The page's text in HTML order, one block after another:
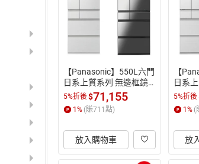
【Panasonic】550L六門
日系上質系列 無邊框鏡
面/玻璃電冰箱 (NR-F551
WX)(鑽石黑/翡翠白)
5%折後$71,155
1% (賺711點)
放入購物車
【
日系
面/玻
HX)(
5%折後
1% (
放